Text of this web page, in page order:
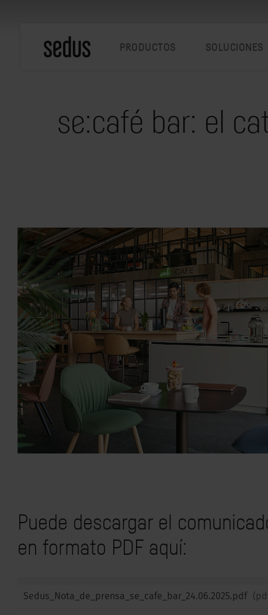
PRODUCTOS SOLUCIONES
se:café bar: el
Puede descargar el
en formato PDF aquí:
Sedus_Nota_de_prensa_se_cafe_bar_24.06.2025.pdf (